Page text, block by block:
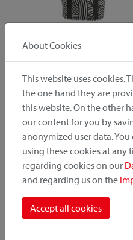
Downloads
Instruction
Catalogue
! Wichtig
About Cookies
This website uses cookies.
the one hand they are
this website. On the other
our content for you by
anonymized user data.
using these cookies at
regarding cookies on our
and regarding us on the
Accept all cookies